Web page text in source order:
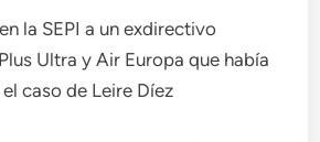
la SEPI a un exdirectivo
Ultra y Air Europa que había
caso de Leire Díez